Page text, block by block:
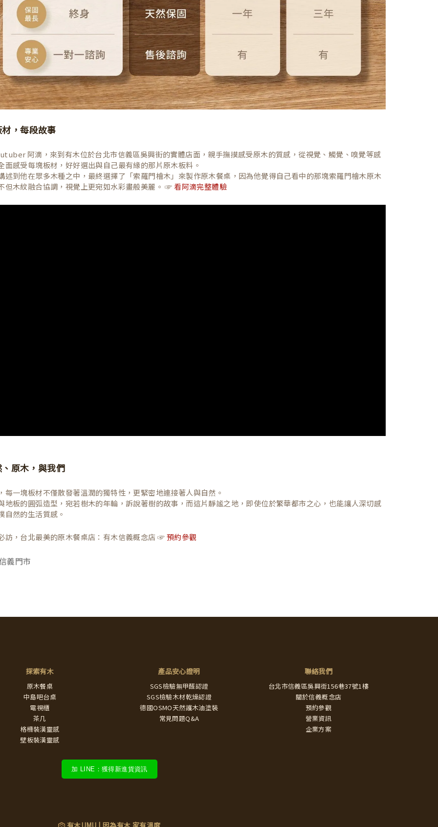
，每段故事
阿滴，來到有木位於台北市信義區吳興街的實體店面，親手撫摸感受原木的質感，從視覺、觸覺、嗅覺等感
面感受每塊板材，好好選出與自己最有緣的那片原木板料。
述到他在眾多木種之中，最終選擇了「索羅門檜木」來製作原木餐桌，因為他覺得自己看中的那塊索羅門檜木原木
但木紋融合協調，視覺上更宛如水彩畫般美麗。 ☞看阿滴完整體驗
原木，與我們
每一塊板材不僅散發著溫潤的獨特性，更緊密地連接著人與自然。
地板的圓弧造型，宛若樹木的年輪，訴說著樹的故事，而這片靜謐之地，即使位於繁華都市之心，也能讓人深切感
自然的生活質感。
訪，台北最美的原木餐桌店：有木信義概念店 ☞ 預約參觀
探索有木
原木餐桌
中島吧台桌
電視櫃
茶几
格柵裝潢靈感
壁板裝潢靈感
產品安心證明
SGS檢驗無甲醛認證
SGS檢驗木材乾燥認證
德國OSMO天然護木油塗裝
常見問題Q&A
聯絡我們
台北市信義區吳興街156巷37號1樓
關於信義概念店
預約參觀
營業資訊
企業方案
加 LINE：獲得新進貨資訊